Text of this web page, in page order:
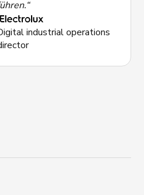
industrial operations